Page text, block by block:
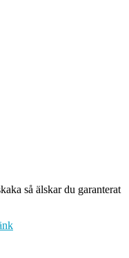
så älskar du garanterat